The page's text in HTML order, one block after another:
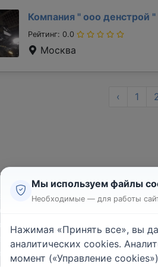
Компания " ооо денстрой "
Рейтинг: 0.0
Москва
‹ 1
тендеры
работ
соглашение
Мы используем файлы
Необходимые — для работы
Нажимая «Принять все», вы
аналитических cookies.
момент («Управление